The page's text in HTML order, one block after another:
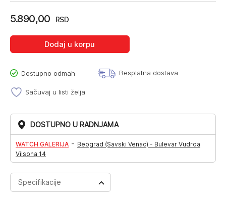
5.890,00 RSD
Dodaj u korpu
Dostupno odmah Besplatna dostava
Sačuvaj u listi želja
DOSTUPNO U RADNJAMA
WATCH GALERIJA - Beograd (Savski Venac) - Bulevar Vudroa
Vilsona 14
Specifikacije